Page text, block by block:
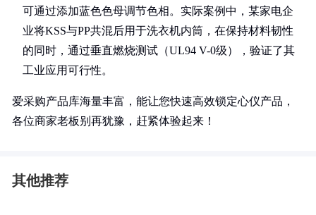
可通过添加蓝色色母调节色相。实际案例中，某家电企
业将KSS与PP共混后用于洗衣机内筒，在保持材料韧性
的同时，通过垂直燃烧测试（UL94 V-0级），验证了其
工业应用可行性。
爱采购产品库海量丰富，能让您快速高效锁定心仪产品，
各位商家老板别再犹豫，赶紧体验起来！
其他推荐